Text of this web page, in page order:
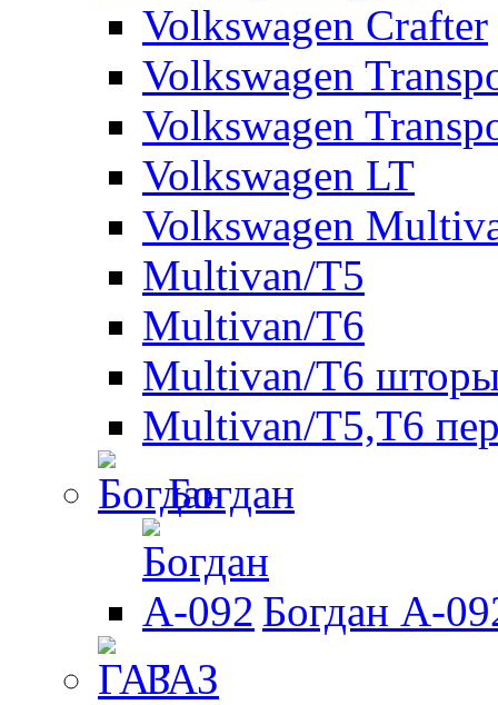
Volkswagen Crafter
Volkswagen
Volkswagen
Volkswagen LT
Volkswagen
Multivan/T5
Multivan/T6
Multivan/T6 шторы
Multivan/T5,T6
Богдан
Богдан A-
ГАЗ